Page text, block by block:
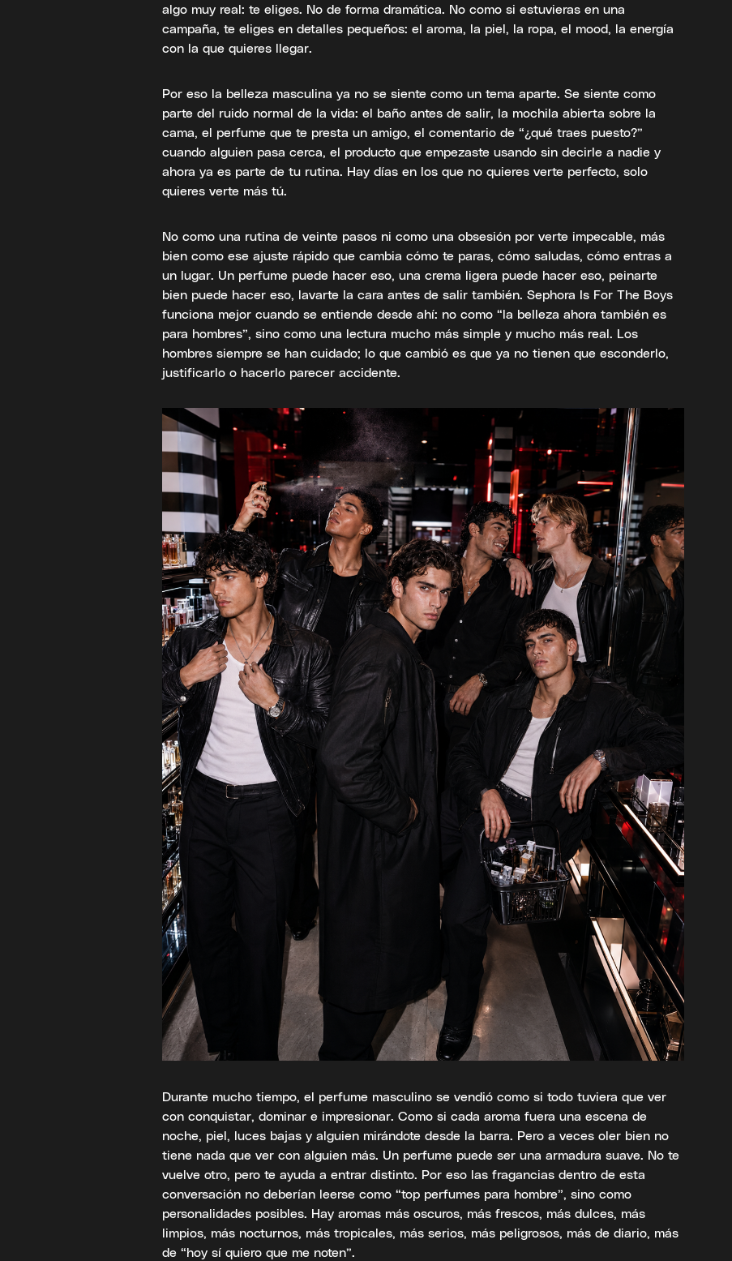
algo muy real: te eliges. No de forma dramática. No como si estuvieras en una
campaña, te eliges en detalles pequeños: el aroma, la piel, la ropa, el mood, la energía
con la que quieres llegar.
Por eso la belleza masculina ya no se siente como un tema aparte. Se siente como
parte del ruido normal de la vida: el baño antes de salir, la mochila abierta sobre la
cama, el perfume que te presta un amigo, el comentario de “¿qué traes puesto?”
cuando alguien pasa cerca, el producto que empezaste usando sin decirle a nadie y
ahora ya es parte de tu rutina. Hay días en los que no quieres verte perfecto, solo
quieres verte más tú.
No como una rutina de veinte pasos ni como una obsesión por verte impecable, más
bien como ese ajuste rápido que cambia cómo te paras, cómo saludas, cómo entras a
un lugar. Un perfume puede hacer eso, una crema ligera puede hacer eso, peinarte
bien puede hacer eso, lavarte la cara antes de salir también. Sephora Is For The Boys
funciona mejor cuando se entiende desde ahí: no como “la belleza ahora también es
para hombres”, sino como una lectura mucho más simple y mucho más real. Los
hombres siempre se han cuidado; lo que cambió es que ya no tienen que esconderlo,
justificarlo o hacerlo parecer accidente.
Durante mucho tiempo, el perfume masculino se vendió como si todo tuviera que ver
con conquistar, dominar e impresionar. Como si cada aroma fuera una escena de
noche, piel, luces bajas y alguien mirándote desde la barra. Pero a veces oler bien no
tiene nada que ver con alguien más. Un perfume puede ser una armadura suave. No te
vuelve otro, pero te ayuda a entrar distinto. Por eso las fragancias dentro de esta
conversación no deberían leerse como “top perfumes para hombre”, sino como
personalidades posibles. Hay aromas más oscuros, más frescos, más dulces, más
limpios, más nocturnos, más tropicales, más serios, más peligrosos, más de diario, más
de “hoy sí quiero que me noten”.